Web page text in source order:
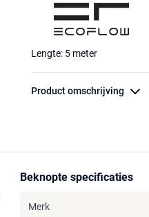
Lengte: 5 meter
Product omschrijving
Beknopte specificaties
Merk